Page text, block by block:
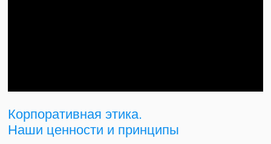
Корпоративная этика.
Наши ценности и принципы